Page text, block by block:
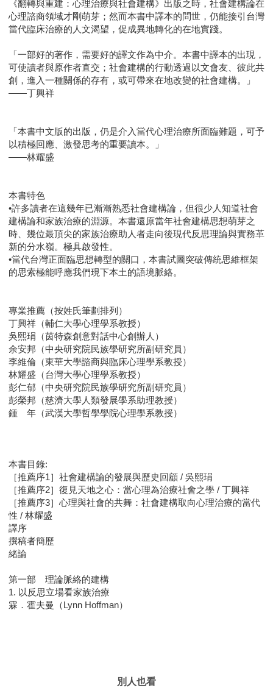
《翻轉與重建：心理治療與社會建構》出版之時，社會建構論在
心理諮商領域才剛萌芽；然而本書中譯本的問世，仍能接引台灣
當代臨床治療的人文渴望，促成異地轉化的在地實踐。
「一部好的著作，需要好的譯文作為中介。本書中譯本的出現，
可使讀者與原作者直交；社會建構的行動透過以文會友、彼此共
創，進入一種關係的存有，或可帶來在地改變的社會建構。」
——丁興祥
「本書中文版的出版，仍是介入當代心理治療所面臨難題，可予
以積極回應、激發思考的重要讀本。」
——林耀盛
本書特色
•許多讀者在這幾年已漸漸熟悉社會建構論，但很少人知道社會
建構論和家族治療的淵源。本書還原當年社會建構思想萌芽之
時、幾位最頂尖的家族治療助人者走向後現代反思理論與實務革
新的分水嶺。極具啟發性。
•當代台灣正面臨思想轉型的關口，本書試圖突破傳統思維框架
的思索極能呼應我們現下本土的語境脈絡。
專業推薦（按姓氏筆劃排列）
丁興祥（輔仁大學心理學系教授）
吳熙琄（茵特森創意對話中心創辦人）
余安邦（中央研究院民族學研究所副研究員）
李維倫（東華大學諮商與臨床心理學系教授）
林耀盛（台灣大學心理學系教授）
彭仁郁（中央研究院民族學研究所副研究員）
彭榮邦（慈濟大學人類發展學系助理教授）
鍾 年（武漢大學哲學學院心理學系教授）
本書目錄:
［推薦序1］社會建構論的發展與歷史回顧 / 吳熙琄
［推薦序2］復見天地之心：當心理為治療社會之學 / 丁興祥
［推薦序3］心理與社會的共舞：社會建構取向心理治療的當代
性 / 林耀盛
譯序
撰稿者簡歷
緒論
第一部 理論脈絡的建構
1. 以反思立場看家族治療
霖．霍夫曼（Lynn Hoffman）
別人也看